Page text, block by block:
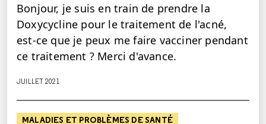
Bonjour, je suis en train de prendre la
Doxycycline pour le traitement de l'acné,
est-ce que je peux me faire vacciner pendant
ce traitement ? Merci d'avance.
JUILLET 2021
MALADIES ET PROBLÈMES DE SANTÉ